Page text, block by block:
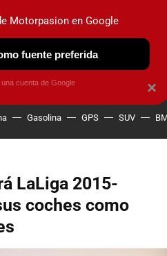
OBSERVATORIO
Gasolina GPS SUV
LaLiga 2015-
coches como
×
Motorpasion en Google
fuente preferida
cuenta de Google